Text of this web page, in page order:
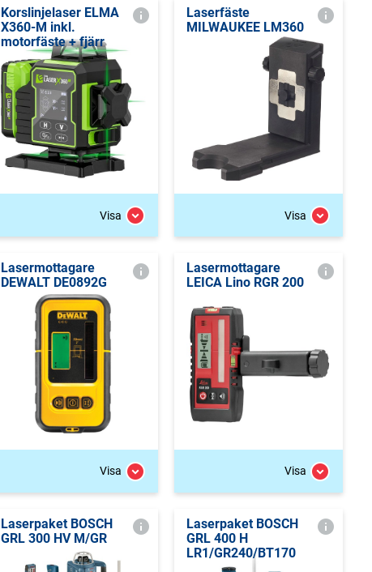
Korslinjelaser ELMA
X360-M inkl.
motorfäste + fjärr
Visa
Laserfäste
MILWAUKEE LM360
Visa
Lasermottagare
DEWALT DE0892G
Visa
Lasermottagare
LEICA Lino RGR 200
Visa
Laserpaket BOSCH
GRL 300 HV M/GR
Laserpaket BOSCH
GRL 400 H
LR1/GR240/BT170